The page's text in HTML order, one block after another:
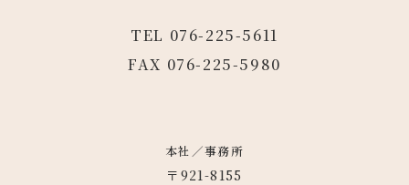
TEL 076-225-5611
FAX 076-225-5980
本社／事務所
〒921-8155